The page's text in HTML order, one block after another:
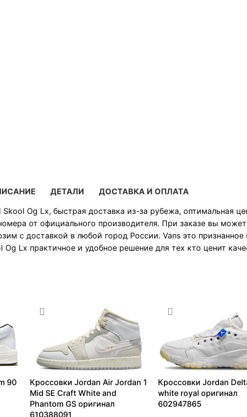
ДЕТАЛИ
ДОСТАВКА И ОПЛАТА
Skool Og Lx, быстрая доставка из-за рубежа, оптимальная
от официального производителя. При заказе вы
с доставкой в любой город России. Vans это признанное
Lx практичное и удобное решение для тех кто ценит
90
Кроссовки Jordan Air Jordan 1
Mid SE Craft White and
Phantom GS оригинал
610388091
Кроссовки Jordan
white royal оригинал
602947865